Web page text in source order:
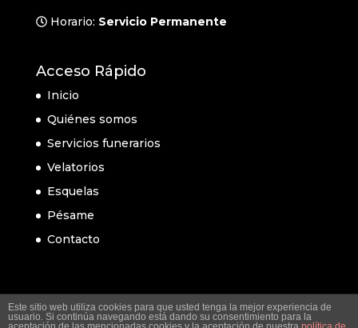
Horario: Servicio Permanente
Acceso Rápido
Inicio
Quiénes somos
Servicios funerarios
Velatorios
Esquelas
Pésame
Contacto
Este sitio web utiliza cookies para que usted tenga la mejor experiencia de
usuario. Si continúa navegando está dando su consentimiento para la